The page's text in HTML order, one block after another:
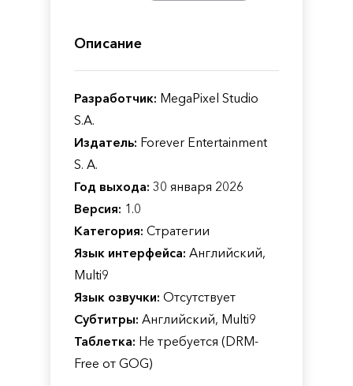
Описание
Разработчик: MegaPixel Studio
S.A.
Издатель: Forever Entertainment
S. A.
Год выхода: 30 января 2026
Версия: 1.0
Категория: Стратегии
Язык интерфейса: Английский,
Multi9
Язык озвучки: Отсутствует
Субтитры: Английский, Multi9
Таблетка: Не требуется (DRM-
Free от GOG)